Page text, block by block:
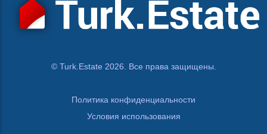
© Turk.Estate 2026. Все права защищены.
Политика конфиденциальности
Условия использования